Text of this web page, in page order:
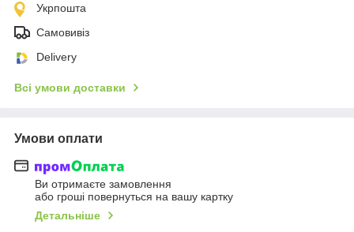
Укрпошта
Самовивіз
Delivery
Всі умови доставки
Умови оплати
Ви отримаєте замовлення
або гроші повернуться на вашу картку
Детальніше